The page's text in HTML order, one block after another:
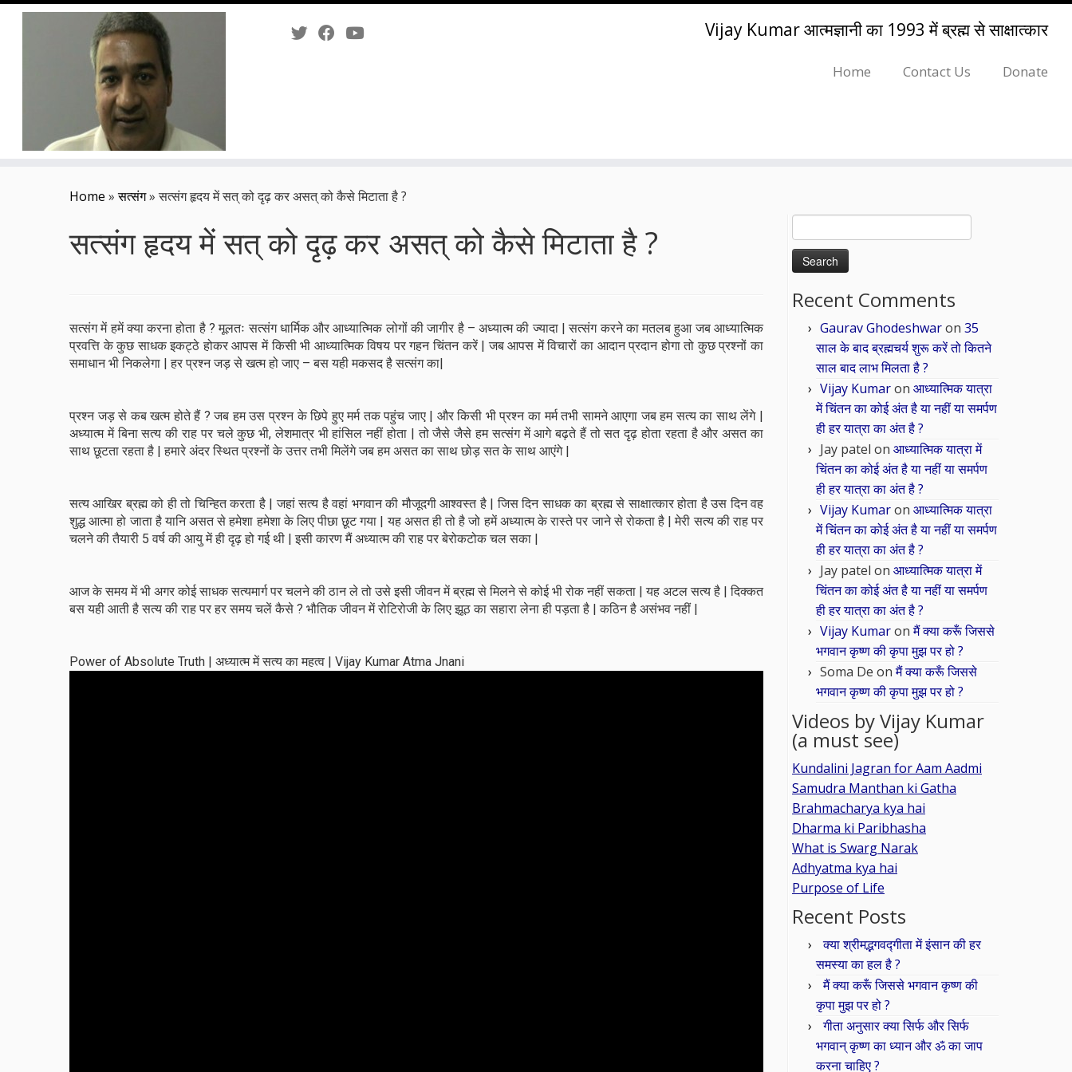
Vijay Kumar आत्मज्ञानी का 1993 में ब्रह्म से साक्षात्कार
Home Contact Us Donate
Home » सत्संग» सत्संग हृदय में सत् को दृढ़ कर असत् को कैसे मिटाता है ?
सत्संग हृदय में सत् को दृढ़ कर असत् को कैसे मिटाता है ?
सत्संग में हमें क्या करना होता है ? मूलतः सत्संग धार्मिक और आध्यात्मिक लोगों की जागीर है – अध्यात्म की ज्यादा | सत्संग करने का मतलब हुआ जब आध्यात्मिक
प्रवत्ति के कुछ साधक इकट्ठे होकर आपस में किसी भी आध्यात्मिक विषय पर गहन चिंतन करें | जब आपस में विचारों का आदान प्रदान होगा तो कुछ प्रश्नों का
समाधान भी निकलेगा | हर प्रश्न जड़ से खत्म हो जाए – बस यही मकसद है सत्संग का|
प्रश्न जड़ से कब खत्म होते हैं ? जब हम उस प्रश्न के छिपे हुए मर्म तक पहुंच जाए | और किसी भी प्रश्न का मर्म तभी सामने आएगा जब हम सत्य का साथ लेंगे |
अध्यात्म में बिना सत्य की राह पर चले कुछ भी, लेशमात्र भी हांसिल नहीं होता | तो जैसे जैसे हम सत्संग में आगे बढ़ते हैं तो सत दृढ़ होता रहता है और असत का
साथ छूटता रहता है | हमारे अंदर स्थित प्रश्नों के उत्तर तभी मिलेंगे जब हम असत का साथ छोड़ सत के साथ आएंगे |
सत्य आखिर ब्रह्म को ही तो चिन्हित करता है | जहां सत्य है वहां भगवान की मौजूदगी आश्वस्त है | जिस दिन साधक का ब्रह्म से साक्षात्कार होता है उस दिन वह
शुद्ध आत्मा हो जाता है यानि असत से हमेशा हमेशा के लिए पीछा छूट गया | यह असत ही तो है जो हमें अध्यात्म के रास्ते पर जाने से रोकता है | मेरी सत्य की राह पर
चलने की तैयारी 5 वर्ष की आयु में ही दृढ़ हो गई थी | इसी कारण मैं अध्यात्म की राह पर बेरोकटोक चल सका |
आज के समय में भी अगर कोई साधक सत्यमार्ग पर चलने की ठान ले तो उसे इसी जीवन में ब्रह्म से मिलने से कोई भी रोक नहीं सकता | यह अटल सत्य है | दिक्कत
बस यही आती है सत्य की राह पर हर समय चलें कैसे ? भौतिक जीवन में रोटिरोजी के लिए झूठ का सहारा लेना ही पड़ता है | कठिन है असंभव नहीं |
Power of Absolute Truth | अध्यात्म में सत्य का महत्व | Vijay Kumar Atma Jnani
Search
for:
Recent Comments
Gaurav Ghodeshwaron 35
साल के बाद ब्रह्मचर्य शुरू करें तो कितने
साल बाद लाभ मिलता है ?
Vijay Kumaron आध्यात्मिक यात्रा
में चिंतन का कोई अंत है या नहीं या समर्पण
ही हर यात्रा का अंत है ?
Jay patel on आध्यात्मिक यात्रा में
चिंतन का कोई अंत है या नहीं या समर्पण
ही हर यात्रा का अंत है ?
Vijay Kumaron आध्यात्मिक यात्रा
में चिंतन का कोई अंत है या नहीं या समर्पण
ही हर यात्रा का अंत है ?
Jay patel on आध्यात्मिक यात्रा में
चिंतन का कोई अंत है या नहीं या समर्पण
ही हर यात्रा का अंत है ?
Vijay Kumaronमैं क्या करूँ जिससे
भगवान कृष्ण की कृपा मुझ पर हो ?
Soma De onमैं क्या करूँ जिससे
भगवान कृष्ण की कृपा मुझ पर हो ?
Videos by Vijay Kumar
(a must see)
Kundalini Jagran for Aam Aadmi
Samudra Manthan ki Gatha
Brahmacharya kya hai
Dharma ki Paribhasha
What is Swarg Narak
Adhyatma kya hai
Purpose of Life
Recent Posts
क्या श्रीमद्भगवद्गीता में इंसान की हर
समस्या का हल है ?
मैं क्या करूँ जिससे भगवान कृष्ण की
कृपा मुझ पर हो ?
गीता अनुसार क्या सिर्फ और सिर्फ
भगवान् कृष्ण का ध्यान और ॐ का जाप
करना चाहिए ?